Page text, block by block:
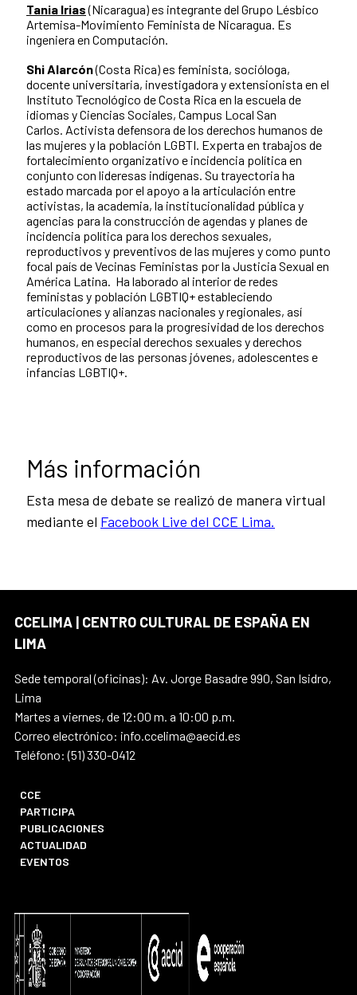
Tania Irias(Nicaragua) es integrante del Grupo Lésbico
Artemisa-Movimiento Feminista de Nicaragua. Es
ingeniera en Computación.
Shi Alarcón(Costa Rica) es feminista, socióloga,
docente universitaria, investigadora y extensionista en el
Instituto Tecnológico de Costa Rica en la escuela de
idiomas y Ciencias Sociales, Campus Local San
Carlos. Activista defensora de los derechos humanos de
las mujeres y la población LGBTI. Experta en trabajos de
fortalecimiento organizativo e incidencia política en
conjunto con lideresas indígenas. Su trayectoria ha
estado marcada por el apoyo a la articulación entre
activistas, la academia, la institucionalidad pública y
agencias para la construcción de agendas y planes de
incidencia política para los derechos sexuales,
reproductivos y preventivos de las mujeres y como punto
focal país de Vecinas Feministas por la Justicia Sexual en
América Latina. Ha laborado al interior de redes
feministas y población LGBTIQ+ estableciendo
articulaciones y alianzas nacionales y regionales, así
como en procesos para la progresividad de los derechos
humanos, en especial derechos sexuales y derechos
reproductivos de las personas jóvenes, adolescentes e
infancias LGBTIQ+.
Más información
Esta mesa de debate se realizó de manera virtual
mediante el Facebook Live del CCE Lima.
CCELIMA | CENTRO CULTURAL DE ESPAÑA EN
LIMA
Sede temporal (oficinas): Av. Jorge Basadre 990, San Isidro,
Lima
Martes a viernes, de 12:00 m. a 10:00 p.m.
Correo electrónico: info.ccelima@aecid.es
Teléfono: (51) 330-0412
CCE
PARTICIPA
PUBLICACIONES
ACTUALIDAD
EVENTOS